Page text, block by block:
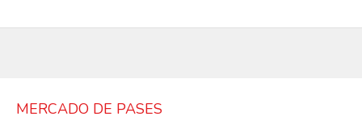
MERCADO DE PASES